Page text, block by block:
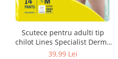
Scutece pentru adulti tip
chilot Lines Specialist Derma
Protection Extra, 7 picaturi,
39,99 Lei